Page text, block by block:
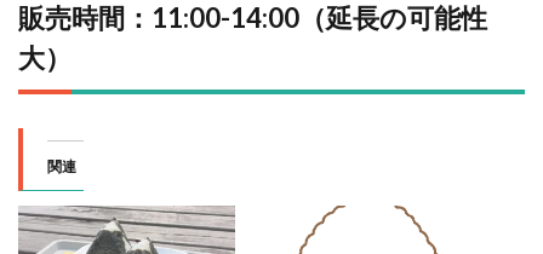
販売時間：11:00-14:00（延長の可能性
大）
関連